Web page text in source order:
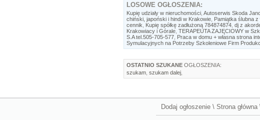
LOSOWE OGŁOSZENIA:
Kupię udziały w nieruchomości Autoserwis Skoda
chiński, japoński i hindi w Krakowie Pamiątka ślubna z
cennik
Kupię spółkę zadłużoną 784874874 dj z
Krakowiacy i Górale TERAPEUTA ZAJĘCIOWY w
S.A tel.505-705-577 Praca w domu + własna strona
Symulacyjnych na Potrzeby Szkoleniowe Firm
OSTATNIO SZUKANE OGŁOSZENIA:
szukam szukam dalej
Dodaj ogłoszenie \ Strona główna